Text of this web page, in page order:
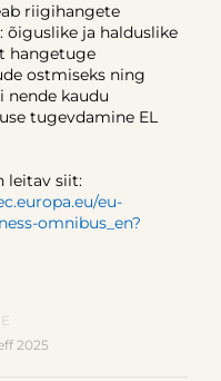
riigihangete
õiguslike ja halduslike
hangetuge
ostmiseks ning
nende kaudu
tugevdamine EL
leitav siit:
eu-
omnibus_en?
2025